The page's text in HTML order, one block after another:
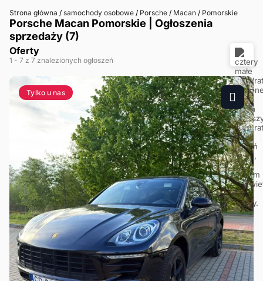
Strona główna / samochody osobowe / Porsche / Macan / Pomorskie
Porsche Macan Pomorskie | Ogłoszenia
sprzedaży (7)
Oferty
1 - 7 z 7 znalezionych ogłoszeń
Tylko u nas